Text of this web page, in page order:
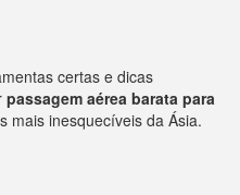
certas e dicas
passagem aérea barata para
mais inesquecíveis da Ásia.